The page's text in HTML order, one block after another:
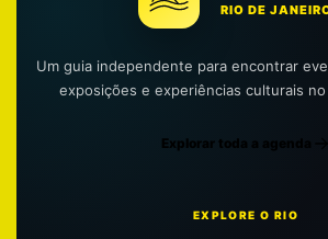
RIO DE
Um guia independente para encontrar
exposições e experiências culturais
Explorar toda a agenda
EXPLORE O RIO